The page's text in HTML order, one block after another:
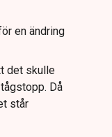
en ändring
det skulle
Då
står